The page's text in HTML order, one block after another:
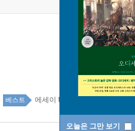
오늘은 그만 보기
베스트 에세이 top20 2주